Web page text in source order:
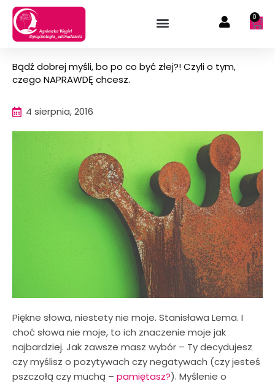
Przejdź
treści
0
Bądź dobrej myśli, bo po co być złej?! Czyli o tym,
czego NAPRAWDĘ chcesz.
4 sierpnia, 2016
Piękne słowa, niestety nie moje. Stanisława Lema. I
choć słowa nie moje, to ich znaczenie moje jak
najbardziej. Jak zawsze masz wybór – Ty decydujesz
czy myślisz o pozytywach czy negatywach (czy jesteś
pszczołą czy muchą – pamiętasz?). Myślenie o